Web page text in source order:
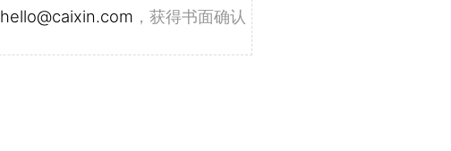
hello@caixin.com ，获得书面确认